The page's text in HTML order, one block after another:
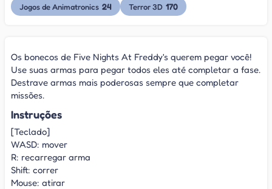
Jogos de Animatronics 24 Terror 3D 170
Os bonecos de Five Nights At Freddy's querem pegar você!
Use suas armas para pegar todos eles até completar a fase.
Destrave armas mais poderosas sempre que completar
missões.
Instruções
[Teclado]
WASD: mover
R: recarregar arma
Shift: correr
Mouse: atirar